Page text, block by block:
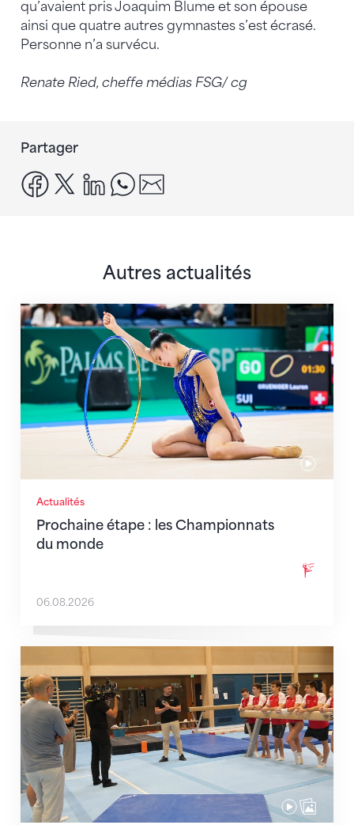
qu’avaient pris Joaquim Blume et son épouse
ainsi que quatre autres gymnastes s’est écrasé.
Personne n’a survécu.
Renate Ried, cheffe médias FSG/ cg
Partager
facebook
x linkedinwhatsapp
Autres actualités
Actualités
Prochaine étape : les Championnats
du monde
Prochaine étape : les Championnats du monde
06.08.2026
En route pour Zagreb avec des objectifs clairs